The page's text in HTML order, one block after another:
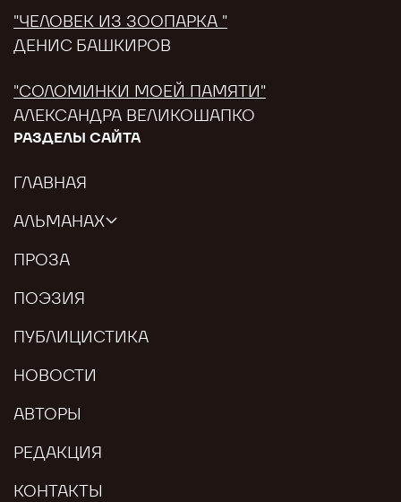
"ЧЕЛОВЕК ИЗ ЗООПАРКА "
ДЕНИС БАШКИРОВ
"СОЛОМИНКИ МОЕЙ ПАМЯТИ"
АЛЕКСАНДРА ВЕЛИКОШАПКО
РАЗДЕЛЫ САЙТА
ГЛАВНАЯ
АЛЬМАНАХ
ПРОЗА
ПОЭЗИЯ
ПУБЛИЦИСТИКА
НОВОСТИ
АВТОРЫ
РЕДАКЦИЯ
КОНТАКТЫ